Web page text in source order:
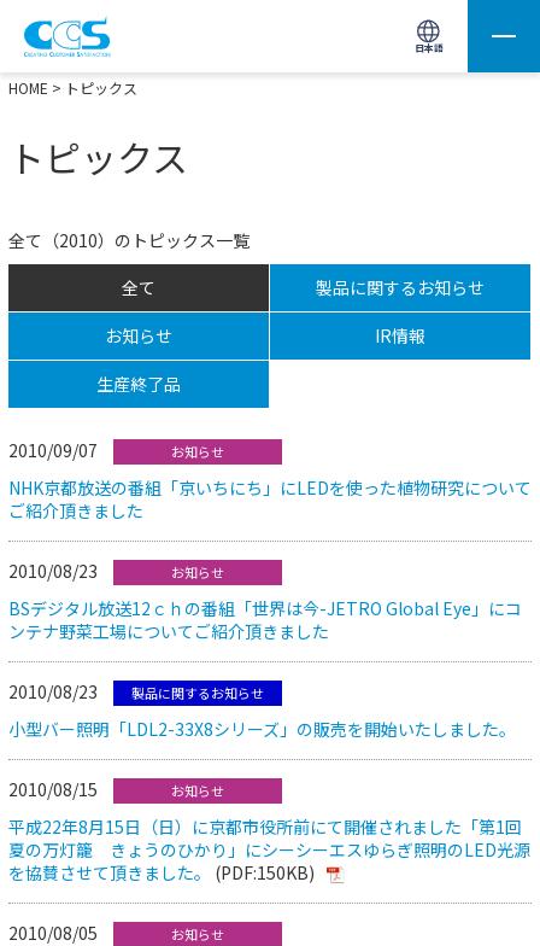
日本語
画像処理用の製品検索 サイト内検索(Enterで実行)
HOME > トピックス
トピックス
全て（2010）のトピックス一覧
全て
製品に関するお知らせ
お知らせ
IR情報
生産終了品
2010/09/07 お知らせ
NHK京都放送の番組「京いちにち」にLEDを使った植物研究について
ご紹介頂きました
2010/08/23 お知らせ
BSデジタル放送12ｃｈの番組「世界は今-JETRO Global Eye」にコ
ンテナ野菜工場についてご紹介頂きました
2010/08/23 製品に関するお知らせ
小型バー照明「LDL2-33X8シリーズ」の販売を開始いたしました。
2010/08/15 お知らせ
平成22年8月15日（日）に京都市役所前にて開催されました「第1回
夏の万灯籠 きょうのひかり」にシーシーエスゆらぎ照明のLED光源
を協賛させて頂きました。
(PDF:150KB)
2010/08/05 お知らせ